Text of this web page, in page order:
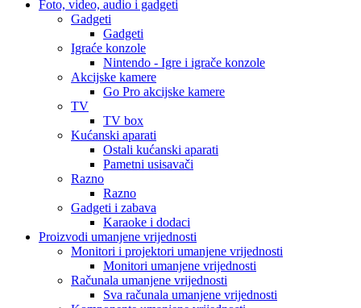
Foto, video, audio i gadgeti
Gadgeti
Gadgeti
Igraće konzole
Nintendo - Igre i igrače konzole
Akcijske kamere
Go Pro akcijske kamere
TV
TV box
Kućanski aparati
Ostali kućanski aparati
Pametni usisavači
Razno
Razno
Gadgeti i zabava
Karaoke i dodaci
Proizvodi umanjene vrijednosti
Monitori i projektori umanjene vrijednosti
Monitori umanjene vrijednosti
Računala umanjene vrijednosti
Sva računala umanjene vrijednosti